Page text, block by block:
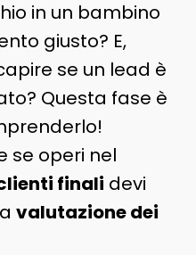
in un bambino
giusto? E,
se un lead è
Questa fase è
se operi nel
finali devi
valutazione dei